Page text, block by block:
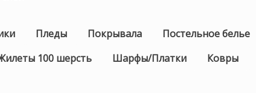
Пледы Покрывала Постельное белье
100 шерсть Шарфы/Платки Ковры